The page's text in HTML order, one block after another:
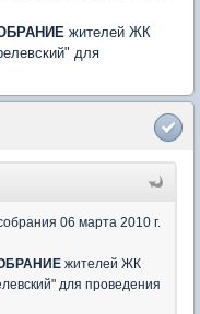
жителей ЖК
для
06 марта 2010 г.
жителей ЖК
для проведения